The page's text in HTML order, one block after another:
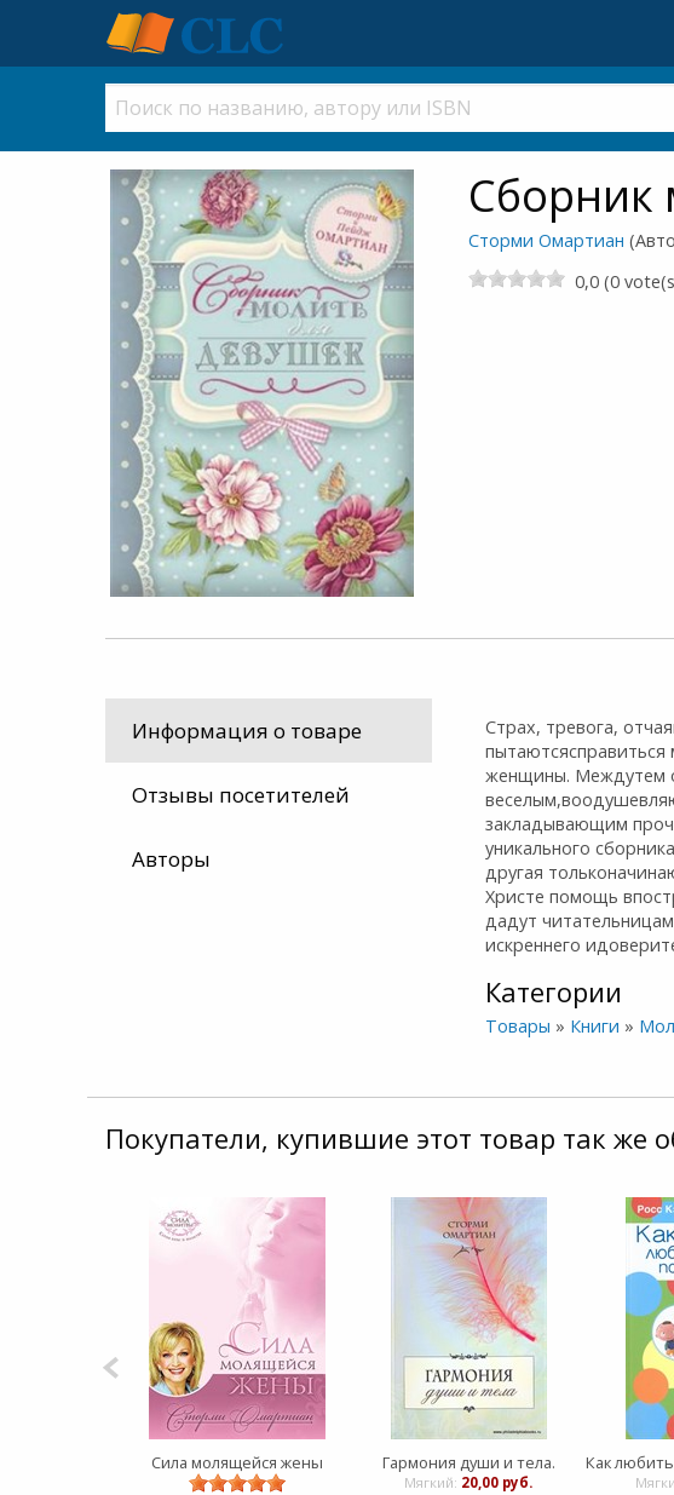
Сборник
Сторми Омартиан
0,0 (0
Информация о товаре
Отзывы посетителей
Авторы
Страх, тревога,
женщины. Междутем
закладывающим
уникального
другая
Христе помощь
дадут
искреннего
Категории
Товары » Книги »
Покупатели, купившие этот товар так
Сила молящейся жены Гармония души и тела.
Мягкий: 20,00 руб.
Как